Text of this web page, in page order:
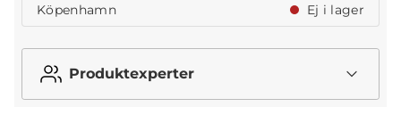
Köpenhamn
Ej i lager
Produktexperter